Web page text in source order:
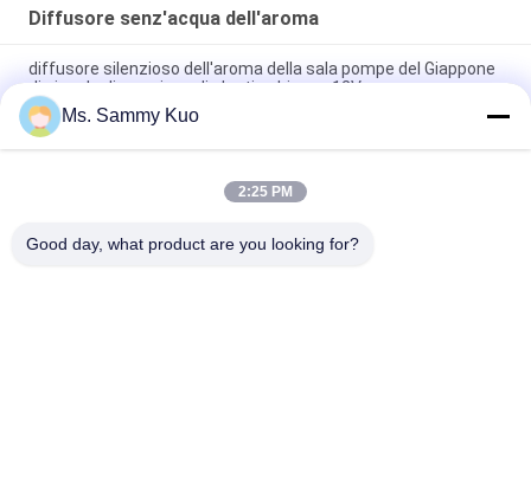
Diffusore senz'acqua dell'aroma
diffusore silenzioso dell'aroma della sala pompe del Giappone
di piccola dimensione di plastica bianca 12V
6W telecomandato DC12V POM Nozzle Scent Diffuser
Machine
Diffusore elettrico portatile rosso dell'aroma della stanza
Ms. Sammy Kuo
2:25 PM
Good day, what product are you looking for?